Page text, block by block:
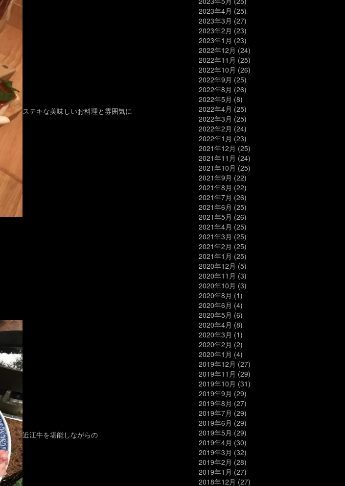
ステキな美味しいお料理と雰囲気に
近江牛を堪能しながらの
2023年4月 (25)
2023年3月 (27)
2023年2月 (23)
2023年1月 (23)
2022年12月 (24)
2022年11月 (25)
2022年10月 (26)
2022年9月 (25)
2022年8月 (26)
2022年5月 (8)
2022年4月 (25)
2022年3月 (25)
2022年2月 (24)
2022年1月 (23)
2021年12月 (25)
2021年11月 (24)
2021年10月 (25)
2021年9月 (22)
2021年8月 (22)
2021年7月 (26)
2021年6月 (25)
2021年5月 (26)
2021年4月 (25)
2021年3月 (25)
2021年2月 (25)
2021年1月 (25)
2020年12月 (5)
2020年11月 (3)
2020年10月 (3)
2020年8月 (1)
2020年6月 (4)
2020年5月 (6)
2020年4月 (8)
2020年3月 (1)
2020年2月 (2)
2020年1月 (4)
2019年12月 (27)
2019年11月 (29)
2019年10月 (31)
2019年9月 (29)
2019年8月 (27)
2019年7月 (29)
2019年6月 (29)
2019年5月 (29)
2019年4月 (30)
2019年3月 (32)
2019年2月 (28)
2019年1月 (27)
2018年12月 (27)